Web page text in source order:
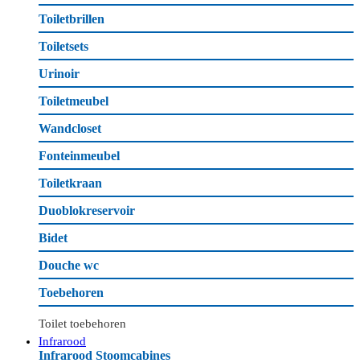
Toiletbrillen
Toiletsets
Urinoir
Toiletmeubel
Wandcloset
Fonteinmeubel
Toiletkraan
Duoblokreservoir
Bidet
Douche wc
Toebehoren
Toilet toebehoren
Infrarood
Infrarood Stoomcabines